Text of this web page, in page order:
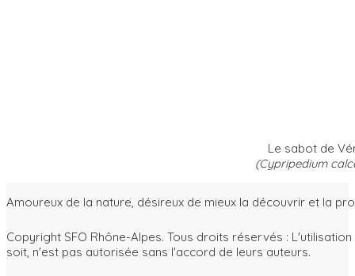
Le sabot de
(Cypripedium
Amoureux de la nature, désireux de mieux la découvrir et la
Copyright SFO Rhône-Alpes. Tous droits réservés :
soit, n'est pas autorisée sans l'accord de leurs auteurs.